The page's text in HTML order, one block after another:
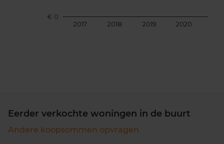
2017 2018 2019 2020
€ 0
Eerder verkochte woningen in de buurt
Andere koopsommen opvragen